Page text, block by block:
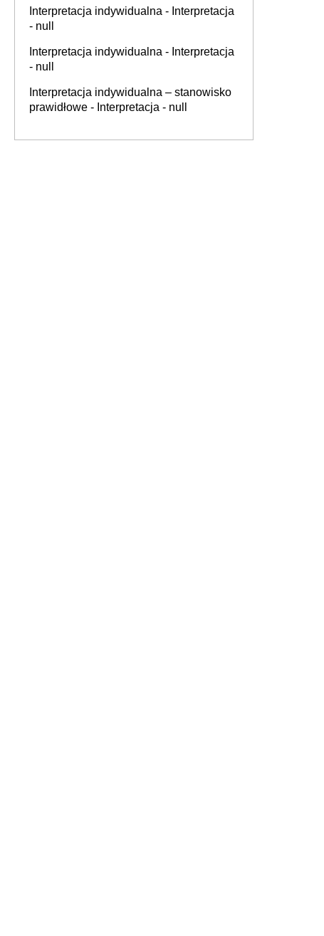
Interpretacja indywidualna - Interpretacja
- null
Interpretacja indywidualna - Interpretacja
- null
Interpretacja indywidualna – stanowisko
prawidłowe - Interpretacja - null